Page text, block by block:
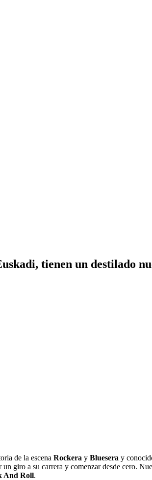
tienen un destilado
de la escena Rockera y Bluesera y
un giro a su carrera y comenzar desde cero.
And Roll.